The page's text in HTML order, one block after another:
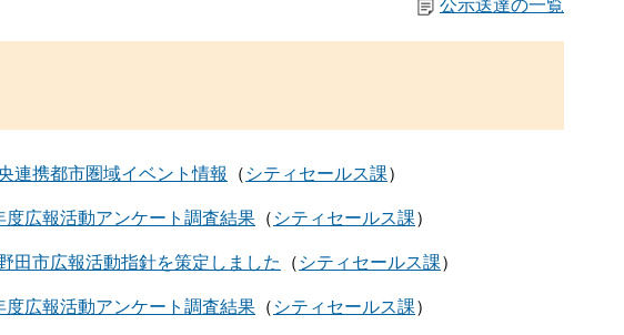
公示送達の一覧
連携都市圏域イベント情報 シティセールス課
度広報活動アンケート調査結果 シティセールス課
田市広報活動指針を策定しました シティセールス課
度広報活動アンケート調査結果 シティセールス課